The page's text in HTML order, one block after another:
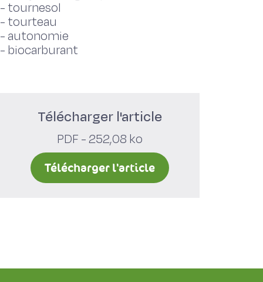
- tournesol
- tourteau
- autonomie
- biocarburant
Télécharger l'article
PDF - 252,08 ko
Télécharger l'article